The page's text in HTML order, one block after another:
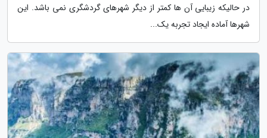
در حالیکه زیبایی آن ها کمتر از دیگر شهرهای گردشگری نمی باشد. این
شهرها آماده ایجاد تجربه یک...